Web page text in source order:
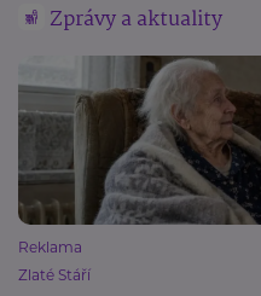
Zprávy a aktuality
Reklama
Zlaté Stáří